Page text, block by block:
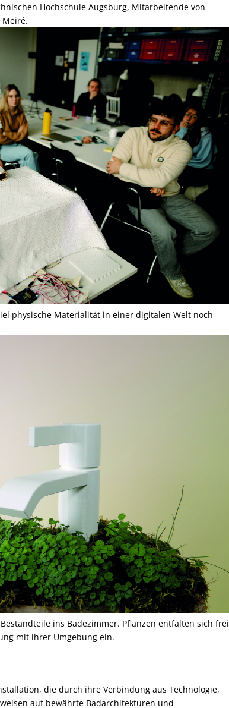
Hochschule Augsburg, Mitarbeitende von
physische Materialität in einer digitalen Welt noch
ins Badezimmer. Pflanzen entfalten sich frei
mit ihrer Umgebung ein.
die durch ihre Verbindung aus Technologie,
auf bewährte Badarchitekturen und